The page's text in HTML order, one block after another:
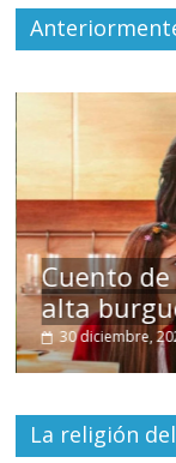
Cuento de
alta
30 diciembre, 2025
La religión